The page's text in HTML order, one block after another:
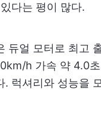
다는 평이 많다.
듀얼 모터로 최고
h 가속 약 4.0초
. 럭셔리와 성능을